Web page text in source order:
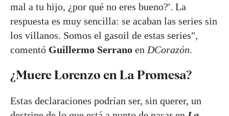
mal a tu hijo, ¿por qué no eres bueno?'. La
respuesta es muy sencilla: se acaban las series sin
los villanos. Somos el gasoil de estas series",
comentó Guillermo Serrano en DCorazón.
¿Muere Lorenzo en La Promesa?
Estas declaraciones podrían ser, sin querer, un